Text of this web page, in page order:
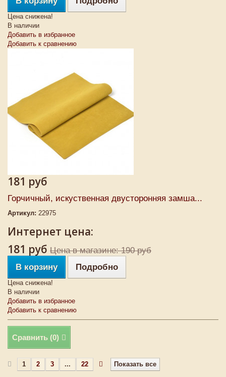
Цена снижена!
В наличии
Добавить в избранное
Добавить к сравнению
181 руб
Горчичный, искуственная двусторонняя замша...
Артикул: 22975
Интернет цена:
181 руб Цена в магазине: 190 руб
В корзину
Подробно
Цена снижена!
В наличии
Добавить в избранное
Добавить к сравнению
Сравнить (0)
Показать все
1 2 3 ... 22